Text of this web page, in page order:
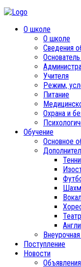
О школе
О школе
Сведения
Учителя
Режим,
Питание
Охрана и
Обучение
Основное
Поступление
Новости
Объявления